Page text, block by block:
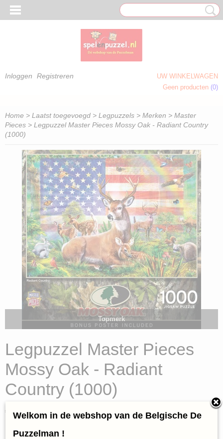
Inloggen Registreren
UW WINKELWAGEN
Geen producten (0)
Home > Laatst toegevoegd > Legpuzzels > Merken > Master
Pieces > Legpuzzel Master Pieces Mossy Oak - Radiant Country
(1000)
Topmerk
Legpuzzel Master Pieces
Mossy Oak - Radiant
Country (1000)
€ 16,95 (inclusief btw 21%)
Op voorraad
Welkom in de webshop van de Belgische De
Puzzelman !